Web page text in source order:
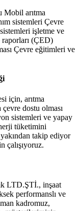
Mobil arıtma
sistemleri Çevre
işletme ve
(ÇED)
Çevre eğitimleri ve
için, arıtma
dostu olması
sistemleri ve yapay
tüketimini
takip ediyor
çalışıyoruz.
LTD.ŞTİ., inşaat
performanslı ve
kadromuz,